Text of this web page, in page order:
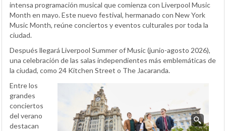
intensa programación musical que comienza con Liverpool Music
Month en mayo. Este nuevo festival, hermanado con New York
Music Month, reúne conciertos y eventos culturales por toda la
ciudad.
Después llegará Liverpool Summer of Music (junio-agosto 2026),
una celebración de las salas independientes más emblemáticas de
la ciudad, como 24 Kitchen Street o The Jacaranda.
Entre los
grandes
conciertos
del verano
destacan